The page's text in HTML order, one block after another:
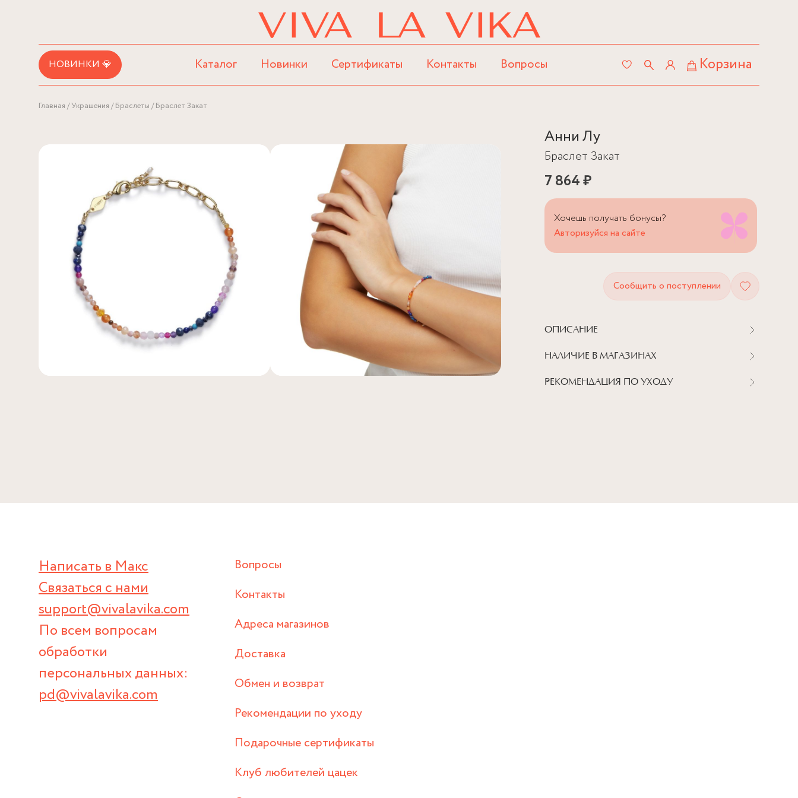
НОВИНКИ 💎 Каталог Новинки Сертификаты Контакты Вопросы Корзина
Главная Украшения Браслеты Браслет Закат
Анни Лу
Браслет Закат
7 864 ₽
Хочешь получать бонусы?
Авторизуйся на сайте
Сообщить о поступлении
ОПИСАНИЕ
НАЛИЧИЕ В МАГАЗИНАХ
РЕКОМЕНДАЦИЯ ПО УХОДУ
Написать в Макс
Связаться с нами
support@vivalavika.com
По всем вопросам
обработки
персональных данных:
pd@vivalavika.com
Вопросы
Контакты
Адреса магазинов
Доставка
Обмен и возврат
Рекомендации по уходу
Подарочные сертификаты
Клуб любителей цацек